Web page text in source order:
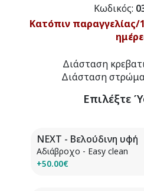
Κωδικός:
Κατόπιν παραγγελίας/
Διάσταση
Διάσταση
Επιλέξτε
NEXT - Βελούδινη υφή
Αδιάβροχο - Easy clean
+50.00€